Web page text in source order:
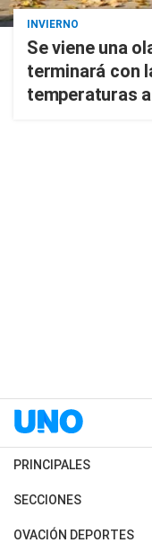
INVIERNO
Se viene una
terminará con
temperaturas
PRINCIPALES
Últimas Noticias
Política
SECCIONES
Horóscopo
OVACIÓN DEPORTES